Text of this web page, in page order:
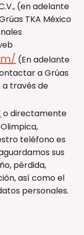
(en adelante
TKA México
(En adelante
a Grúas
a través de
o directamente
teléfono es
sus
pérdida,
así como el
personales.